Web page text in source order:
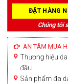
Chúng tôi
AN TÂM MUA
Thương hiệu
đầu
Sản phẩm đa